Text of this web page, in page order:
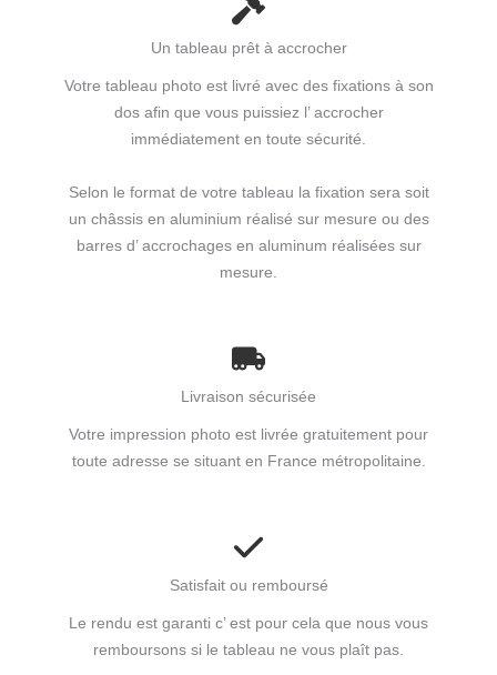
Un tableau prêt à accrocher
Votre tableau photo est livré avec des fixations à son
dos afin que vous puissiez l’ accrocher
immédiatement en toute sécurité.
Selon le format de votre tableau la fixation sera soit
un châssis en aluminium réalisé sur mesure ou des
barres d’ accrochages en aluminum réalisées sur
mesure.
Livraison sécurisée
Votre impression photo est livrée gratuitement pour
toute adresse se situant en France métropolitaine.
Satisfait ou remboursé
Le rendu est garanti c’ est pour cela que nous vous
remboursons si le tableau ne vous plaît pas.